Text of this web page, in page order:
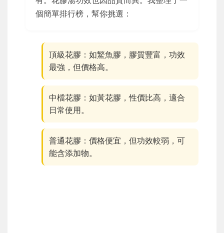
個簡單排行榜，幫你挑選：
頂級花膠：如鰵魚膠，膠質豐富，功效
最強，但價格高。
中檔花膠：如黃花膠，性價比高，適合
日常使用。
普通花膠：價格便宜，但功效較弱，可
能含添加物。